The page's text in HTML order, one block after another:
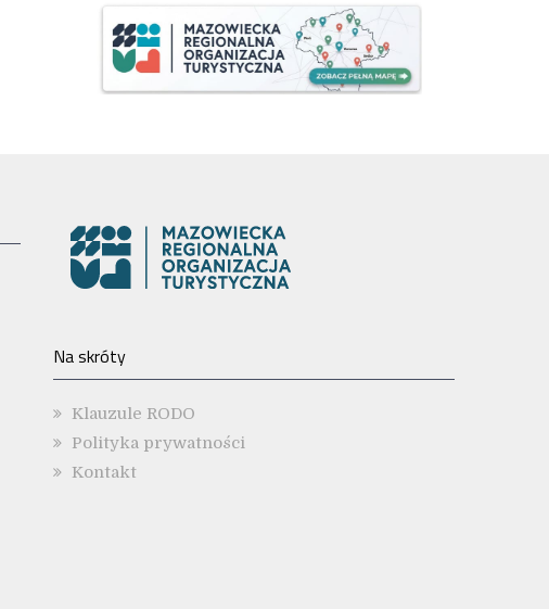
Na skróty
Klauzule RODO
Polityka prywatności
Kontakt